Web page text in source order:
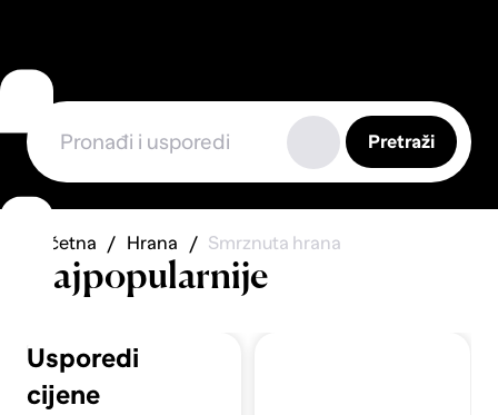
Usporedi
cijene
Pretraži
Početna Hrana Smrznuta hrana
Najpopularnije